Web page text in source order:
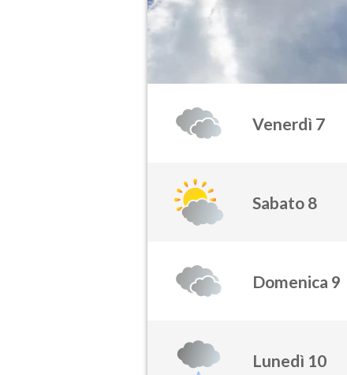
Venerdì 7
Sabato 8
Domenica 9
Lunedì 10